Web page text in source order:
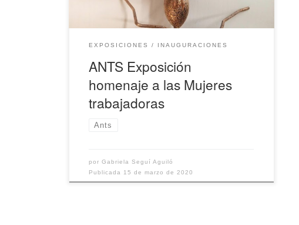
desapercibidas.html
EXPOSICIONES INAUGURACIONES
ANTS Exposición
homenaje a las Mujeres
trabajadoras
Ants
porGabriela Seguí Aguiló
Publicada 15 de marzo de 2020